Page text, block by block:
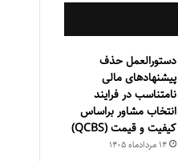
دستورالعمل حذف
پيشنهادهای مالی
نامتناسب در فرايند
انتخاب مشاور براساس
كيفيت و قيمت (QCBS)
۱۴ مرداد‌ماه ۱۴۰۵